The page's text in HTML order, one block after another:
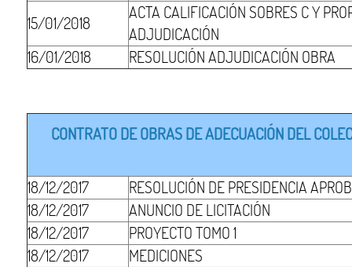
15/01/2018
ACTA CALIFICACIÓN SOBRES C Y
ADJUDICACIÓN
16/01/2018
RESOLUCIÓN ADJUDICACIÓN OBRA
CONTRATO DE OBRAS DE ADECUACIÓN DEL
18/12/2017
RESOLUCIÓN DE PRESIDENCIA
18/12/2017
ANUNCIO DE LICITACIÓN
18/12/2017
PROYECTO TOMO 1
18/12/2017
MEDICIONES